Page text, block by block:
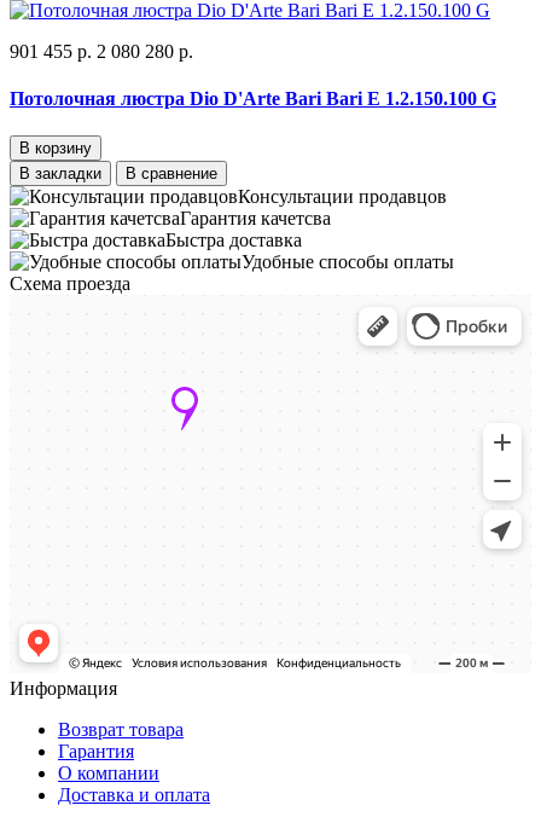
901 455 р. 2 080 280 р.
Потолочная люстра Dio D'Arte Bari Bari E 1.2.150.100 G
В корзину
В закладки
В сравнение
Консультации продавцов
Гарантия качетсва
Быстра доставка
Удобные способы оплаты
Схема проезда
Информация
Возврат товара
Гарантия
О компании
Доставка и оплата